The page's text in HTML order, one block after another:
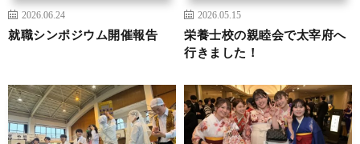
2026.06.24
就職シンポジウム開催報告
2026.05.15
栄養士校の親睦会で太宰府へ
行きました！